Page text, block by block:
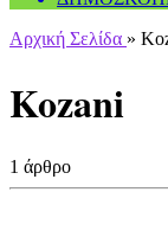
Αρχική Σελίδα »
Kozani
1 άρθρο